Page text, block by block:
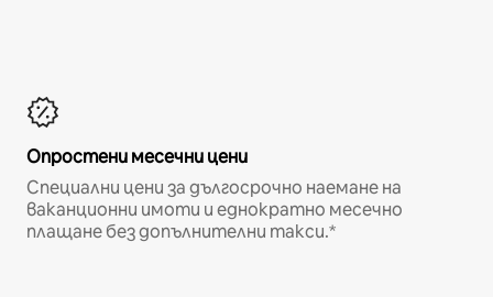
Опростени месечни цени
Специални цени за дългосрочно наемане на
ваканционни имоти и еднократно месечно
плащане без допълнителни такси.*